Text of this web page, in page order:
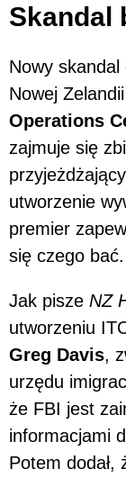
Skandal
Nowy skandal
Nowej
Operations
zajmuje się
utworzenie
premier
się czego bać.
Jak pisze NZ
utworzeniu
Greg Davis,
urzędu
że FBI jest
informacjami
Potem dodał,